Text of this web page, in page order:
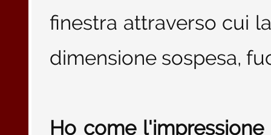
finestra attraverso cui
dimensione sospesa,
Ho come